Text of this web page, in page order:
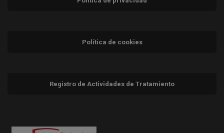
Política de cookies
Registro de Actividades de Tratamiento